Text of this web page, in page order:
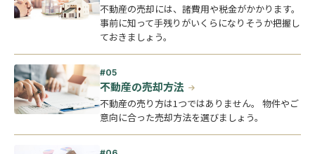
不動産の売却には、諸費用や税金がかかります。
事前に知って手残りがいくらになりそうか把握し
ておきましょう。
不動産の売却方法
不動産の売り方は1つではありません。 物件やご
意向に合った売却方法を選びましょう。